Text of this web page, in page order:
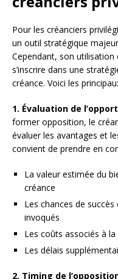
Pour les créanciers
un outil stratégique
Cependant, son
s’inscrire dans une
créance. Voici les
1. Évaluation de
former opposition, le
évaluer les avantages et
convient de prendre en
La valeur estimée du
créance
Les chances de
invoqués
Les coûts associés à
Les délais
2. Timing de